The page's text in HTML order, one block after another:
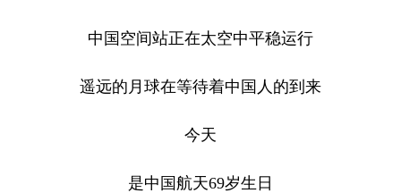
中国空间站正在太空中平稳运行
遥远的月球在等待着中国人的到来
今天
是中国航天69岁生日